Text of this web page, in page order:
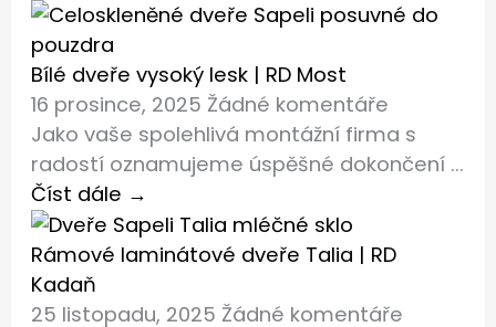
Bílé dveře vysoký lesk | RD Most
16 prosince, 2025 Žádné komentáře
Jako vaše spolehlivá montážní firma s
radostí oznamujeme úspěšné dokončení ...
Číst dále →
Rámové laminátové dveře Talia | RD
Kadaň
25 listopadu, 2025 Žádné komentáře